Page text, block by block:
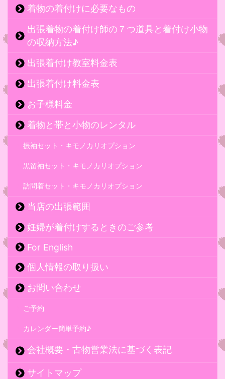
着物の着付けに必要なもの
出張着物の着付け師の７つ道具と着付け小物
の収納方法♪
出張着付け教室料金表
出張着付け料金表
お子様料金
着物と帯と小物のレンタル
振袖セット・キモノカリオプション
黒留袖セット・キモノカリオプション
訪問着セット・キモノカリオプション
当店の出張範囲
妊婦が着付けするときのご参考
For English
個人情報の取り扱い
お問い合わせ
ご予約
カレンダー簡単予約♪
会社概要・古物営業法に基づく表記
サイトマップ